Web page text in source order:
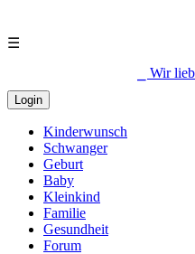
☰
⎯ Wir
Login
Kinderwunsch
Schwanger
Geburt
Baby
Kleinkind
Familie
Gesundheit
Forum